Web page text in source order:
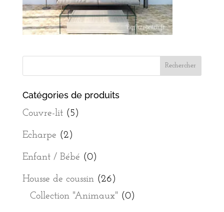
Catégories de produits
Couvre-lit (5)
Echarpe (2)
Enfant / Bébé (0)
Housse de coussin (26)
Collection "Animaux" (0)